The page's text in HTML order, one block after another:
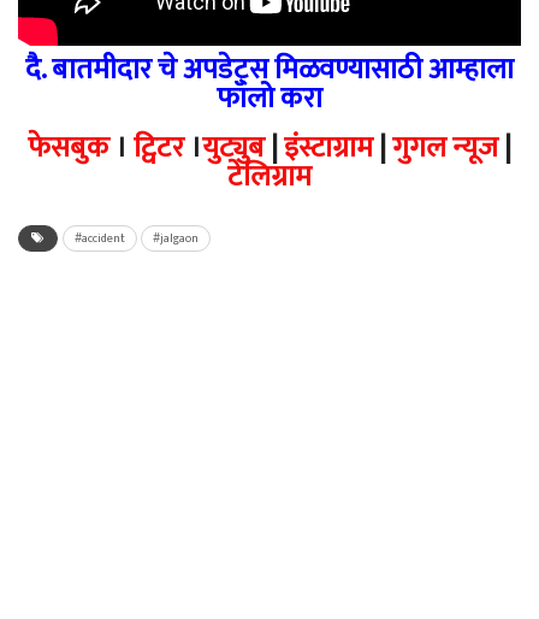
दै. बातमीदार चे अपडेट्स मिळवण्यासाठी आम्हाला
फॉलो करा
फेसबुक। ट्विटर।युट्युब|इंस्टाग्राम|गुगल न्यूज|
टेलिग्राम
#accident #jalgaon